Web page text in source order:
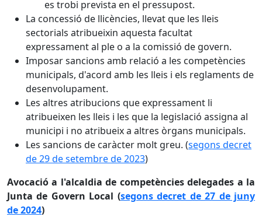
es trobi prevista en el pressupost.
La concessió de llicències, llevat que les lleis
sectorials atribueixin aquesta facultat
expressament al ple o a la comissió de govern.
Imposar sancions amb relació a les competències
municipals, d'acord amb les lleis i els reglaments de
desenvolupament.
Les altres atribucions que expressament li
atribueixen les lleis i les que la legislació assigna al
municipi i no atribueix a altres òrgans municipals.
Les sancions de caràcter molt greu. (segons decret
de 29 de setembre de 2023)
Avocació a l'alcaldia de competències delegades a la
Junta de Govern Local (segons decret de 27 de juny
de 2024)